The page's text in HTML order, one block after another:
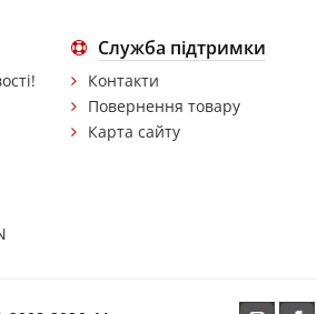
Служба підтримки
Контакти
Повернення товару
Карта сайту